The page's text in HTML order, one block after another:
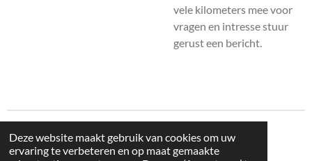
Deze website maakt gebruik van cookies om uw
ervaring te verbeteren en op maat gemaakte
vele kilometers mee voor
vragen en intresse stuur
gerust een bericht.
© 2025 - 2026 MotorserviceRoodeschool.nl
Powered byJouwWeb